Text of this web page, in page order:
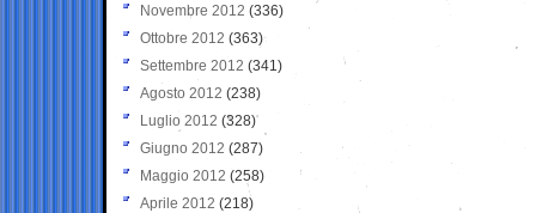
Novembre 2012 (336)
Ottobre 2012 (363)
Settembre 2012 (341)
Agosto 2012 (238)
Luglio 2012 (328)
Giugno 2012 (287)
Maggio 2012 (258)
Aprile 2012 (218)